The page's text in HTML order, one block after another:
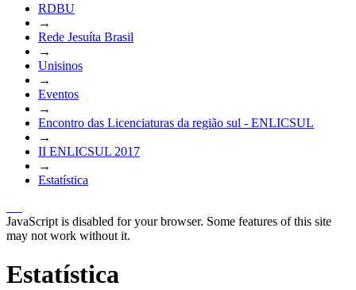
RDBU
→
Rede Jesuíta Brasil
→
Unisinos
→
Eventos
→
Encontro das Licenciaturas da região sul - ENLICSUL
→
II ENLICSUL 2017
→
Estatística
JavaScript is disabled for your browser. Some features of this site
may not work without it.
Estatística